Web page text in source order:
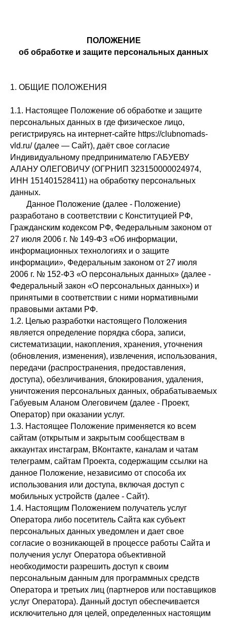
ПОЛОЖЕНИЕ
об обработке и защите персональных данных
1. ОБЩИЕ ПОЛОЖЕНИЯ
1.1. Настоящее Положение об обработке и защите
персональных данных в где физическое лицо,
регистрируясь на интернет-сайте https://clubnomads-
vld.ru/ (далее — Сайт), даёт свое согласие
Индивидуальному предпринимателю ГАБУЕВУ
АЛАНУ ОЛЕГОВИЧУ (ОГРНИП 323150000024974,
ИНН 151401528411) на обработку персональных
данных.
Данное Положение (далее - Положение)
разработано в соответствии с Конституцией РФ,
Гражданским кодексом РФ, Федеральным законом от
27 июля 2006 г. № 149-ФЗ «Об информации,
информационных технологиях и о защите
информации», Федеральным законом от 27 июля
2006 г. № 152-ФЗ «О персональных данных» (далее -
Федеральный закон «О персональных данных») и
принятыми в соответствии с ними нормативными
правовыми актами РФ.
1.2. Целью разработки настоящего Положения
является определение порядка сбора, записи,
систематизации, накопления, хранения, уточнения
(обновления, изменения), извлечения, использования,
передачи (распространения, предоставления,
доступа), обезличивания, блокирования, удаления,
уничтожения персональных данных, обрабатываемых
Габуевым Аланом Олеговичем (далее - Проект,
Оператор) при оказании услуг.
1.3. Настоящее Положение применяется ко всем
сайтам (открытым и закрытым сообществам в
аккаунтах инстаграм, ВКонтакте, каналам и чатам
телеграмм, сайтам Проекта, содержащим ссылки на
данное Положение, независимо от способа их
использования или доступа, включая доступ с
мобильных устройств (далее - Сайт).
1.4. Настоящим Положением получатель услуг
Оператора либо посетитель Сайта как субъект
персональных данных уведомлен и дает свое
согласие о возникающей в процессе работы Сайта и
получения услуг Оператора объективной
необходимости разрешить доступ к своим
персональным данным для программных средств
Оператора и третьих лиц (партнеров или поставщиков
услуг Оператора). Данный доступ обеспечивается
исключительно для целей, определенных настоящим